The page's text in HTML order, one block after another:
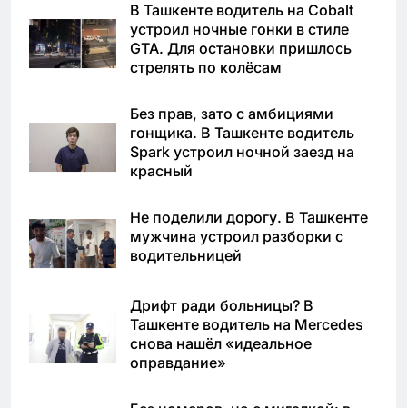
В Ташкенте водитель на Cobalt
устроил ночные гонки в стиле
GTA. Для остановки пришлось
стрелять по колёсам
Без прав, зато с амбициями
гонщика. В Ташкенте водитель
Spark устроил ночной заезд на
красный
Не поделили дорогу. В Ташкенте
мужчина устроил разборки с
водительницей
Дрифт ради больницы? В
Ташкенте водитель на Mercedes
снова нашёл «идеальное
оправдание»